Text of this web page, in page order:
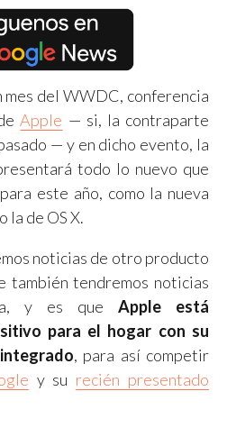
mes del WWDC, conferencia
Apple — si, la contraparte
— y en dicho evento, la
todo lo nuevo que
este año, como la nueva
la de OS X.
noticias de otro producto
también tendremos noticias
y es que Apple está
para el hogar con su
, para así competir
y su recién presentado